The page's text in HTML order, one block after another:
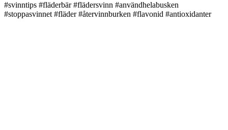
#svinntips #fläderbär #flädersvinn #användhelabusken
#stoppasvinnet #fläder #återvinnburken #flavonid #antioxidanter